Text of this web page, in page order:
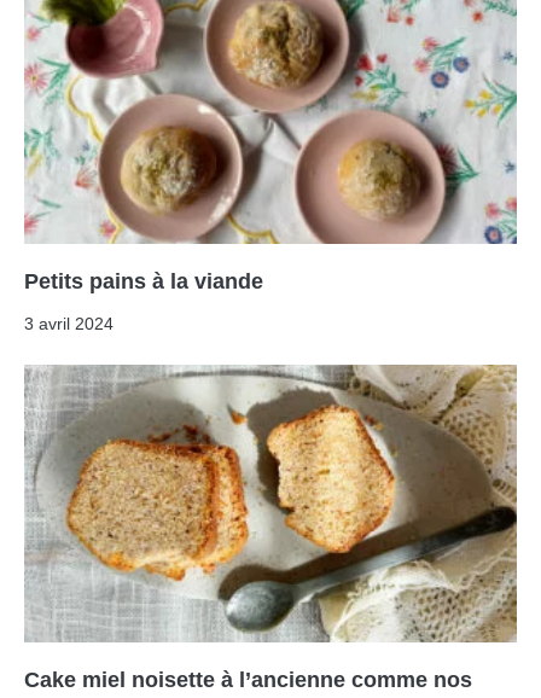
Petits pains à la viande
3 avril 2024
Cake miel noisette à l’ancienne comme nos